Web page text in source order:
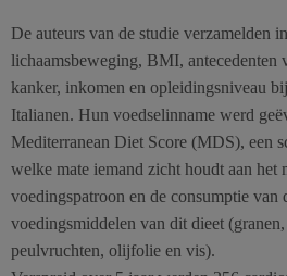
De auteurs van de studie verzamelden
lichaamsbeweging, BMI, antecedenten
kanker, inkomen en opleidingsniveau
Italianen. Hun voedselinname werd
Mediterranean Diet Score (MDS), een
welke mate iemand zicht houdt aan het
voedingspatroon en de consumptie van
voedingsmiddelen van dit dieet
peulvruchten, olijfolie en vis).